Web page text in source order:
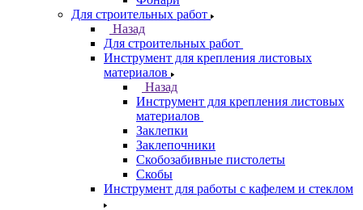
Для строительных работ
Назад
Для строительных работ
Инструмент для крепления листовых
материалов
Назад
Инструмент для крепления листовых
материалов
Заклепки
Заклепочники
Скобозабивные пистолеты
Скобы
Инструмент для работы с кафелем и стеклом